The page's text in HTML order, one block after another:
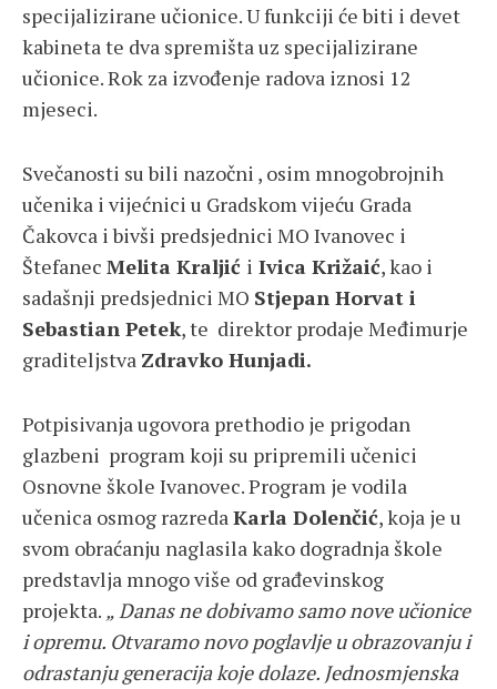
specijalizirane učionice. U funkciji će biti i devet
kabineta te dva spremišta uz specijalizirane
učionice. Rok za izvođenje radova iznosi 12
mjeseci.
Svečanosti su bili nazočni , osim mnogobrojnih
učenika i vijećnici u Gradskom vijeću Grada
Čakovca i bivši predsjednici MO Ivanovec i
Štefanec Melita Kraljić i Ivica Križaić, kao i
sadašnji predsjednici MO Stjepan Horvat i
Sebastian Petek, te direktor prodaje Međimurje
graditeljstva Zdravko Hunjadi.
Potpisivanja ugovora prethodio je prigodan
glazbeni program koji su pripremili učenici
Osnovne škole Ivanovec. Program je vodila
učenica osmog razredaKarla Dolenčić, koja je u
svom obraćanju naglasila kako dogradnja škole
predstavlja mnogo više od građevinskog
projekta. „ Danas ne dobivamo samo nove učionice
i opremu. Otvaramo novo poglavlje u obrazovanju i
odrastanju generacija koje dolaze. Jednosmjenska